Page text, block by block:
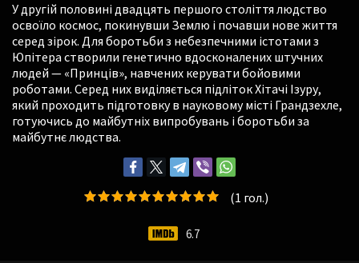
У другій половині двадцять першого століття людство
освоїло космос, покинувши Землю і почавши нове життя
серед зірок. Для боротьби з небезпечними істотами з
Юпітера створили генетично вдосконалених штучних
людей — «Принців», навчених керувати бойовими
роботами. Серед них виділяється підліток Хітачі Ізуру,
який проходить підготовку в науковому місті Грандзехле,
готуючись до майбутніх випробувань і боротьби за
майбутнє людства.
(1 гол.)
6.7